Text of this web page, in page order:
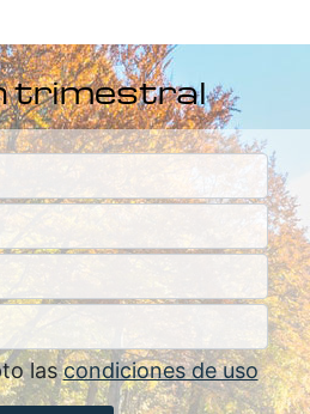
trimestral
lascondiciones de uso